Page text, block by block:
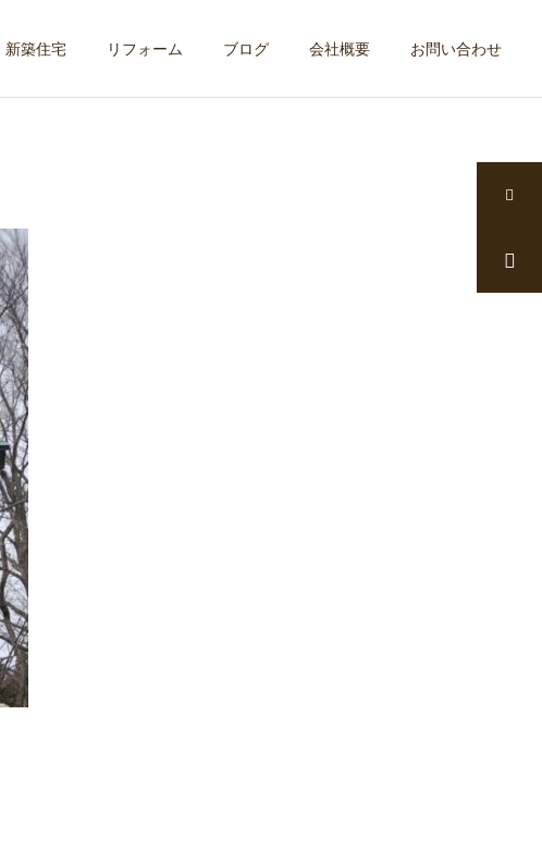
新築住宅 リフォーム ブログ 会社概要 お問い合わせ